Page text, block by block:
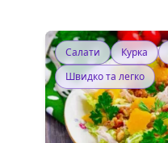
Салати Курка
Швидко та легко